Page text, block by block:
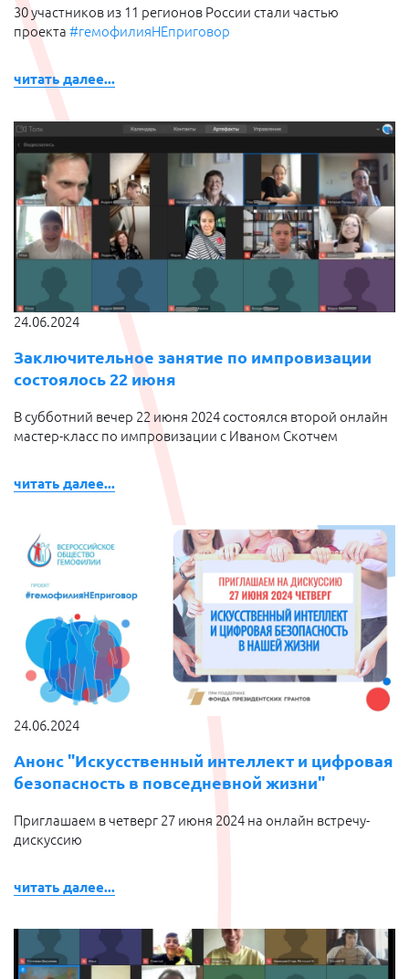
30 участников из 11 регионов России стали частью
проекта #гемофилияНЕприговор
читать далее...
24.06.2024
Заключительное занятие по импровизации
состоялось 22 июня
В субботний вечер 22 июня 2024 состоялся второй онлайн
мастер-класс по импровизации с Иваном Скотчем
читать далее...
24.06.2024
Анонс "Искусственный интеллект и цифровая
безопасность в повседневной жизни"
Приглашаем в четверг 27 июня 2024 на онлайн встречу-
дискуссию
читать далее...